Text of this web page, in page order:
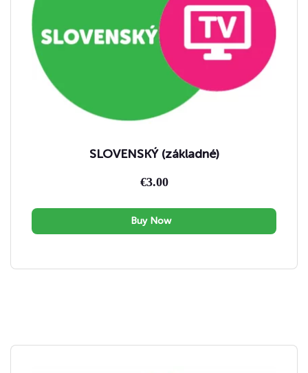
SLOVENSKÝ (základné)
€3.00
Buy Now